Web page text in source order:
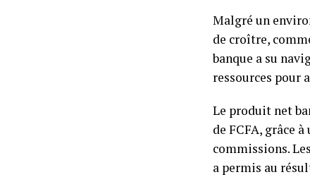
Malgré un
de croître,
banque a su
ressources pour
Le produit net
de FCFA, grâce
commissions.
a permis au